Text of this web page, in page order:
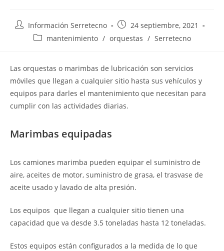
Información Serretecno
24 septiembre, 2021
mantenimiento / orquestas / Serretecno
Las orquestas o marimbas de lubricación son servicios
móviles que llegan a cualquier sitio hasta sus vehículos y
equipos para darles el mantenimiento que necesitan para
cumplir con las actividades diarias.
Marimbas equipadas
Los camiones marimba pueden equipar el suministro de
aire, aceites de motor, suministro de grasa, el trasvase de
aceite usado y lavado de alta presión.
Los equipos que llegan a cualquier sitio tienen una
capacidad que va desde 3.5 toneladas hasta 12 toneladas.
Estos equipos están configurados a la medida de lo que